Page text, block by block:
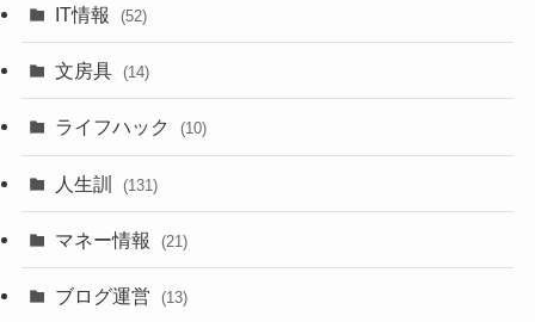
IT情報 (52)
文房具 (14)
ライフハック (10)
人生訓 (131)
マネー情報 (21)
ブログ運営 (13)